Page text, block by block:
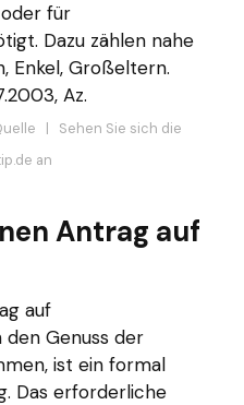
für
Dazu zählen nahe
Enkel, Großeltern.
Az.
| Sehen Sie sich die
an
Antrag auf
auf
den Genuss der
ist ein formal
Das erforderliche